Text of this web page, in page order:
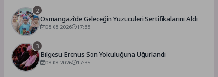
2
Osmangazi’de Geleceğin Yüzücüleri Sertifikalarını Aldı
08.08.2026 17:35
3
Bilgesu Erenus Son Yolculuğuna Uğurlandı
08.08.2026 17:35